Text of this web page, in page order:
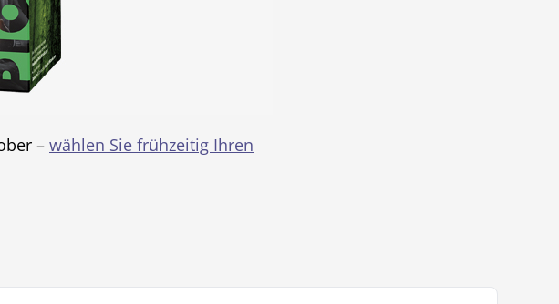
– wählen Sie frühzeitig Ihren